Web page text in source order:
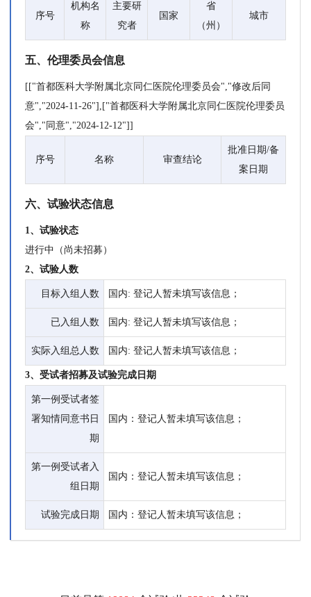
序号
机构名
称
主要研
究者
国家
省
（州）
城市
五、伦理委员会信息
[["首都医科大学附属北京同仁医院伦理委员会","修改后同
意","2024-11-26"],["首都医科大学附属北京同仁医院伦理委员
会","同意","2024-12-12"]]
序号 名称 审查结论
批准日期/备
案日期
六、试验状态信息
1、试验状态
进行中（尚未招募）
2、试验人数
目标入组人数 国内: 登记人暂未填写该信息；
已入组人数 国内: 登记人暂未填写该信息；
实际入组总人数 国内: 登记人暂未填写该信息；
3、受试者招募及试验完成日期
第一例受试者签
署知情同意书日
期
国内：登记人暂未填写该信息；
第一例受试者入
组日期
国内：登记人暂未填写该信息；
试验完成日期 国内：登记人暂未填写该信息；